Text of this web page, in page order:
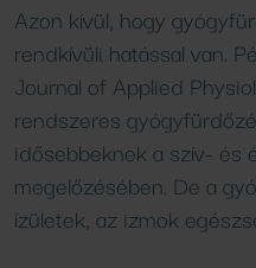
Azon kívül, hogy
rendkívüli hatással van.
Journal of Applied
rendszeres
idősebbeknek a szív- és
megelőzésében. De a
ízületek, az izmok